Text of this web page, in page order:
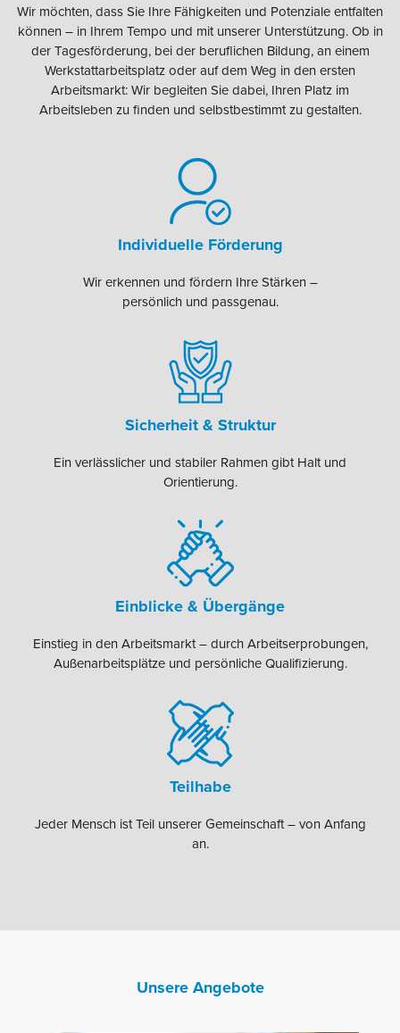
Wir möchten, dass Sie Ihre Fähigkeiten und Potenziale entfalten
können – in Ihrem Tempo und mit unserer Unterstützung. Ob in
der Tagesförderung, bei der beruflichen Bildung, an einem
Werkstattarbeitsplatz oder auf dem Weg in den ersten
Arbeitsmarkt: Wir begleiten Sie dabei, Ihren Platz im
Arbeitsleben zu finden und selbstbestimmt zu gestalten.
Individuelle Förderung
Wir erkennen und fördern Ihre Stärken –
persönlich und passgenau.
Sicherheit & Struktur
Ein verlässlicher und stabiler Rahmen gibt Halt und
Orientierung.
Einblicke & Übergänge
Einstieg in den Arbeitsmarkt – durch Arbeitserprobungen,
Außenarbeitsplätze und persönliche Qualifizierung.
Teilhabe
Jeder Mensch ist Teil unserer Gemeinschaft – von Anfang
an.
Unsere Angebote